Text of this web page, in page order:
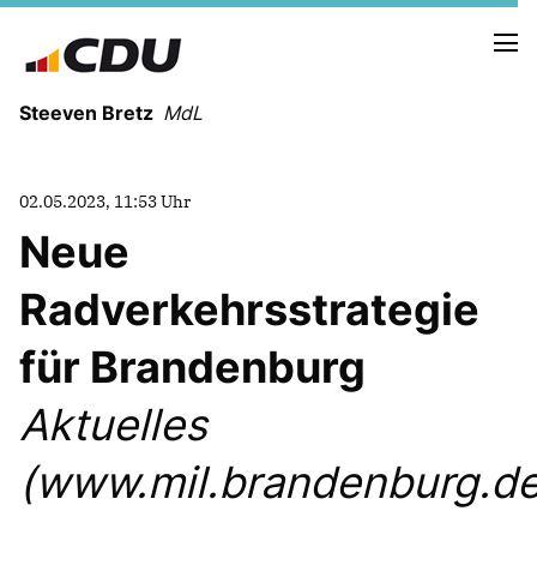
Steeven Bretz MdL
VITA
WAHLKREISBESUCHE
PRESSEFOTOS
MEIN BÜRGERBÜRO
MEIN WAHLKREIS
ZIELE
02.05.2023, 11:53 Uhr
Neue
Radverkehrsstrategie
für Brandenburg
Aktuelles